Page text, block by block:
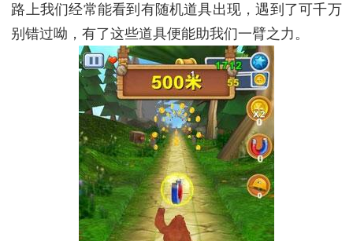
路上我们经常能看到有随机道具出现，遇到了可千万
别错过呦，有了这些道具便能助我们一臂之力。